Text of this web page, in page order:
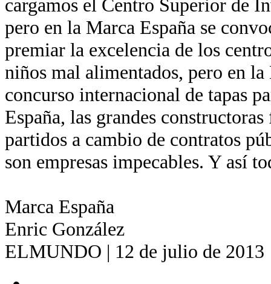
cargamos el Centro Superior de
pero en la Marca España se
premiar la excelencia de los
niños mal alimentados, pero en
concurso internacional de tapas
España, las grandes
partidos a cambio de contratos
son empresas impecables. Y así
Marca España
Enric González
ELMUNDO | 12 de julio de 2013